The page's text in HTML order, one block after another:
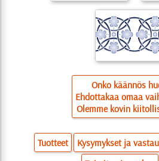
Onko käännös
Ehdottakaa omaa
Olemme kovin
Tuotteet Kysymykset ja